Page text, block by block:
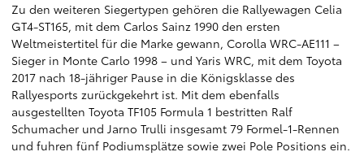
Zu den weiteren Siegertypen gehören die Rallyewagen Celia
GT4-ST165, mit dem Carlos Sainz 1990 den ersten
Weltmeistertitel für die Marke gewann, Corolla WRC-AE111 –
Sieger in Monte Carlo 1998 – und Yaris WRC, mit dem Toyota
2017 nach 18-jähriger Pause in die Königsklasse des
Rallyesports zurückgekehrt ist. Mit dem ebenfalls
ausgestellten Toyota TF105 Formula 1 bestritten Ralf
Schumacher und Jarno Trulli insgesamt 79 Formel-1-Rennen
und fuhren fünf Podiumsplätze sowie zwei Pole Positions ein.